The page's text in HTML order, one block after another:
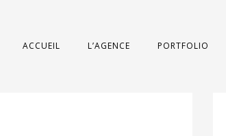
ACCUEIL L’AGENCE PORTFOLIO